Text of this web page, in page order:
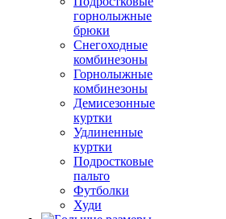
горнолыжные
брюки
Снегоходные
комбинезоны
Горнолыжные
комбинезоны
Демисезонные
куртки
Удлиненные
куртки
Подростковые
пальто
Футболки
Худи